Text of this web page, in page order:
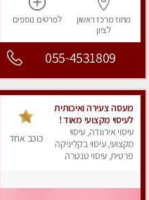
מחוז מרכזראשון
לציון
לפרטים נוספים
055-4531809
מעסה צעירה ואיכותית
לעיסוי מקצועי מאוד !
עיסוי אירוודה, עיסוי
מקצועי, עיסוי בקליניקה
פרטית, עיסוי טנטרה
כוכב אחד